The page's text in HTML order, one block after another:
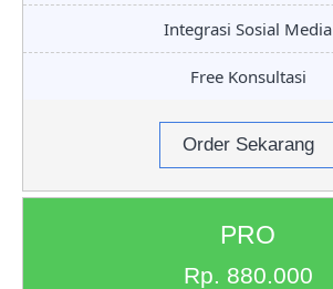
Integrasi Sosial Media
Free Konsultasi
Order Sekarang
PRO
Rp. 880.000